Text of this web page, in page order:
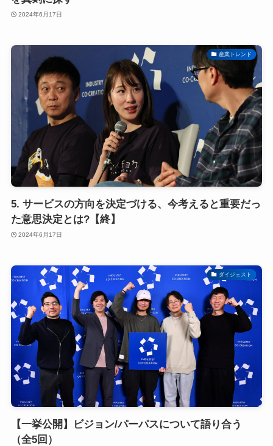
2024年6月17日
産業トレンド
5. サービスの方向を決定づける、今考えると重要だっ
た意思決定とは?【終】
2024年6月17日
ダイジェスト
【一挙公開】ビジョン/パーパスについて語り合う
（全5回）